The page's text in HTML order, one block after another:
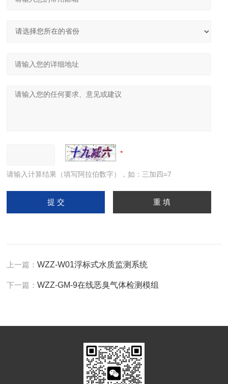
请输入计算结果（填写阿拉伯数字），如：三加四=7
上一篇：WZZ-W01浮标式水质监测系统
下一篇：WZZ-GM-9在线恶臭气体检测模组